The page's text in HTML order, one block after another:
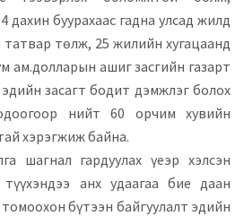
дахин буурахаас гадна улсад жилд
төлж, 25 жилийн хугацаанд
ам.долларын ашиг засгийн газарт
засагт бодит дэмжлэг болох
нийт 60 орчим хувийн
хэрэгжиж байна.
шагнал гардуулах үеэр хэлсэн
анх удаагаа бие даан
бүтээн байгуулалт эдийн